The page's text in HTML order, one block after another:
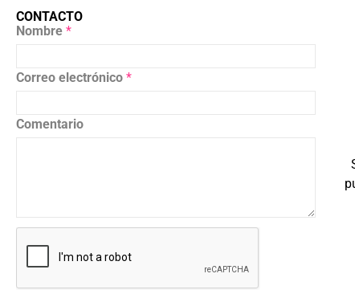
CONTACTO
Nombre *
Correo electrónico *
Comentario